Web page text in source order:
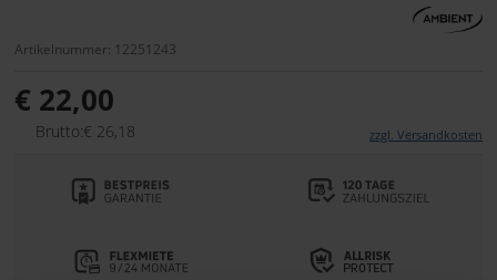
Artikelnummer: 12251243
€ 22,00
Brutto:€ 26,18 zzgl. Versandkosten